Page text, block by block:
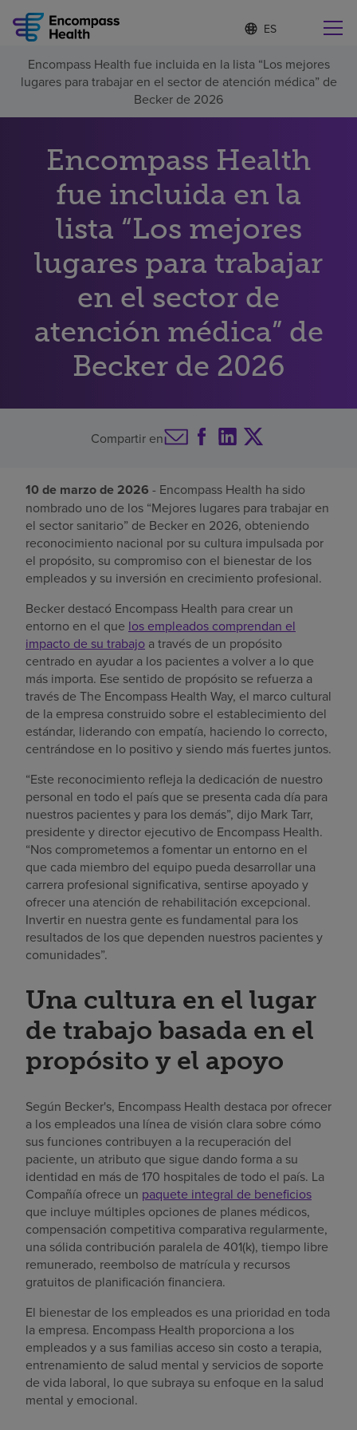
Lista
de
idiomas
contraída
d
o
m
e
c
c
i
n
d
Encuentre una localidad cerca de usted
Por qué debe elegirnos
Servicios de rehabilitación
Pacientes y cuidadores
Recursos de salud
Acerca de nosotros
Pagar mi factura
Encompass Health fue incluida en la lista “Los mejores
lugares para trabajar en el sector de atención médica” de
Becker de 2026
Encompass Health
fue incluida en la
lista “Los mejores
lugares para trabajar
en el sector de
atención médica” de
Becker de 2026
Compartir en
10 de marzo de 2026 - Encompass Health ha sido
nombrado uno de los “Mejores lugares para trabajar en
el sector sanitario” de Becker en 2026, obteniendo
reconocimiento nacional por su cultura impulsada por
el propósito, su compromiso con el bienestar de los
empleados y su inversión en crecimiento profesional.
Becker destacó Encompass Health para crear un
entorno en el que los empleados comprendan el
impacto de su trabajo a través de un propósito
centrado en ayudar a los pacientes a volver a lo que
más importa. Ese sentido de propósito se refuerza a
través de The Encompass Health Way, el marco cultural
de la empresa construido sobre el establecimiento del
estándar, liderando con empatía, haciendo lo correcto,
centrándose en lo positivo y siendo más fuertes juntos.
“Este reconocimiento refleja la dedicación de nuestro
personal en todo el país que se presenta cada día para
nuestros pacientes y para los demás”, dijo Mark Tarr,
presidente y director ejecutivo de Encompass Health.
“Nos comprometemos a fomentar un entorno en el
que cada miembro del equipo pueda desarrollar una
carrera profesional significativa, sentirse apoyado y
ofrecer una atención de rehabilitación excepcional.
Invertir en nuestra gente es fundamental para los
resultados de los que dependen nuestros pacientes y
comunidades”.
Una cultura en el lugar
de trabajo basada en el
propósito y el apoyo
Según Becker's, Encompass Health destaca por ofrecer
a los empleados una línea de visión clara sobre cómo
sus funciones contribuyen a la recuperación del
paciente, un atributo que sigue dando forma a su
identidad en más de 170 hospitales de todo el país. La
Compañía ofrece un paquete integral de beneficios
que incluye múltiples opciones de planes médicos,
compensación competitiva comparativa regularmente,
una sólida contribución paralela de 401(k), tiempo libre
remunerado, reembolso de matrícula y recursos
gratuitos de planificación financiera.
El bienestar de los empleados es una prioridad en toda
la empresa. Encompass Health proporciona a los
empleados y a sus familias acceso sin costo a terapia,
entrenamiento de salud mental y servicios de soporte
de vida laboral, lo que subraya su enfoque en la salud
mental y emocional.